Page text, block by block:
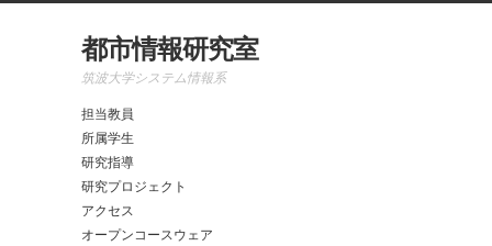
都市情報研究室
筑波大学システム情報系
担当教員
所属学生
研究指導
研究プロジェクト
アクセス
オープンコースウェア